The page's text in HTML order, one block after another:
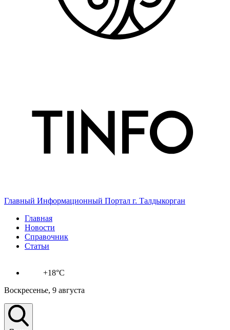
Главный Информационный Портал г. Талдыкорган
Главная
Новости
Справочник
Статьи
+18°C
Воскресенье, 9 августа